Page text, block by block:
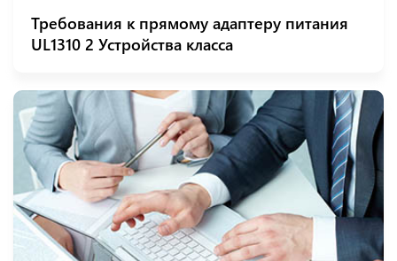
Требования к прямому адаптеру питания
UL1310 2 Устройства класса